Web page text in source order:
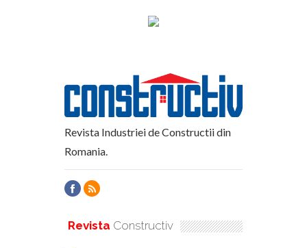
Revista Industriei de Constructii din
Romania.
Revista Constructiv